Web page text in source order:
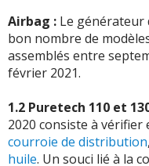
-Régulateur défaillant
-Joint injecteurs a
-Voyant moteur
moteur", système de
fois (64.000km et
Airbag : Le générateur
bon nombre de
assemblés entre
février 2021.
1.2 Puretech 110 et
2020 consiste à
courroie de distribution
huile. Un souci lié à la